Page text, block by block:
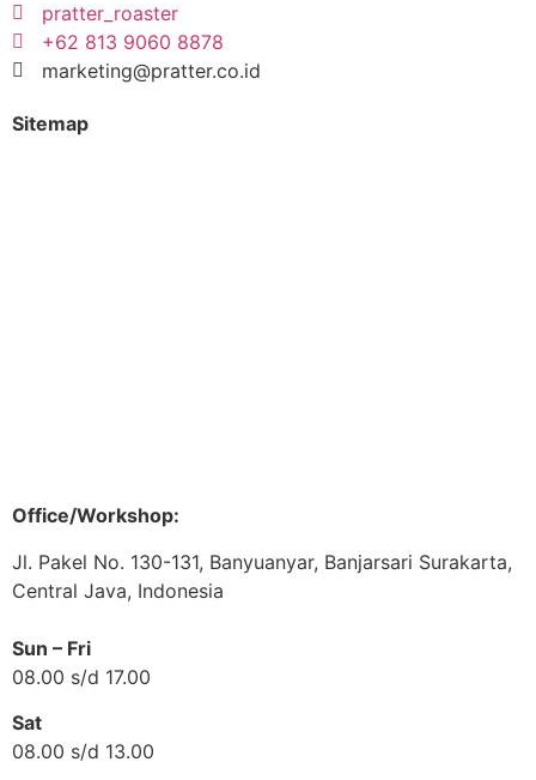
pratter_roaster
+62 813 9060 8878
marketing@pratter.co.id
Sitemap
Office/Workshop:
Jl. Pakel No. 130-131, Banyuanyar, Banjarsari Surakarta,
Central Java, Indonesia
Sun – Fri
08.00 s/d 17.00
Sat
08.00 s/d 13.00